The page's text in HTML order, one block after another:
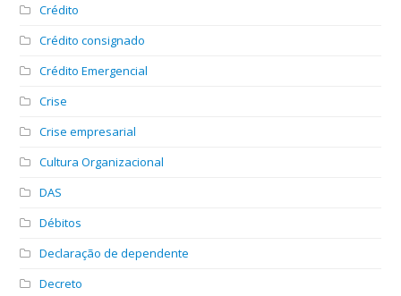
Crédito
Crédito consignado
Crédito Emergencial
Crise
Crise empresarial
Cultura Organizacional
DAS
Débitos
Declaração de dependente
Decreto